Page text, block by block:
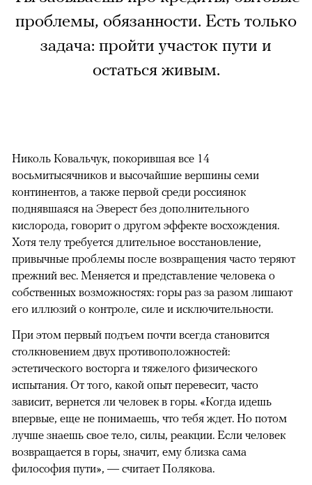
проблемы, обязанности. Есть только
задача: пройти участок пути и
остаться живым.
Николь Ковальчук, покорившая все 14
восьмитысячников и высочайшие вершины семи
континентов, а также первой среди россиянок
поднявшаяся на Эверест без дополнительного
кислорода, говорит о другом эффекте восхождения.
Хотя телу требуется длительное восстановление,
привычные проблемы после возвращения часто теряют
прежний вес. Меняется и представление человека о
собственных возможностях: горы раз за разом лишают
его иллюзий о контроле, силе и исключительности.
При этом первый подъем почти всегда становится
столкновением двух противоположностей:
эстетического восторга и тяжелого физического
испытания. От того, какой опыт перевесит, часто
зависит, вернется ли человек в горы. «Когда идешь
впервые, еще не понимаешь, что тебя ждет. Но потом
лучше знаешь свое тело, силы, реакции. Если человек
возвращается в горы, значит, ему близка сама
философия пути», — считает Полякова.